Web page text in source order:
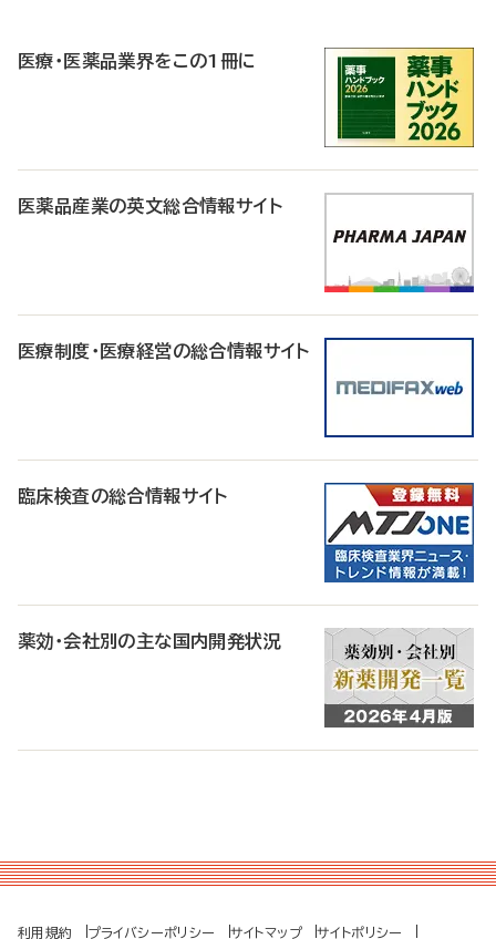
医療・医薬品業界をこの1冊に
医薬品産業の英文総合情報サイト
医療制度・医療経営の総合情報サイト
臨床検査の総合情報サイト
薬効・会社別の主な国内開発状況
利用規約 プライバシーポリシー サイトマップ サイトポリシー